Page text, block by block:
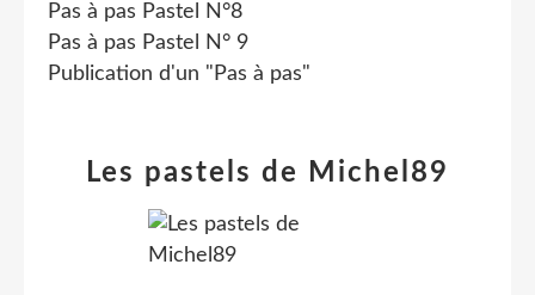
Pas à pas Pastel N°8
Pas à pas Pastel N° 9
Publication d'un "Pas à pas"
Les pastels de Michel89